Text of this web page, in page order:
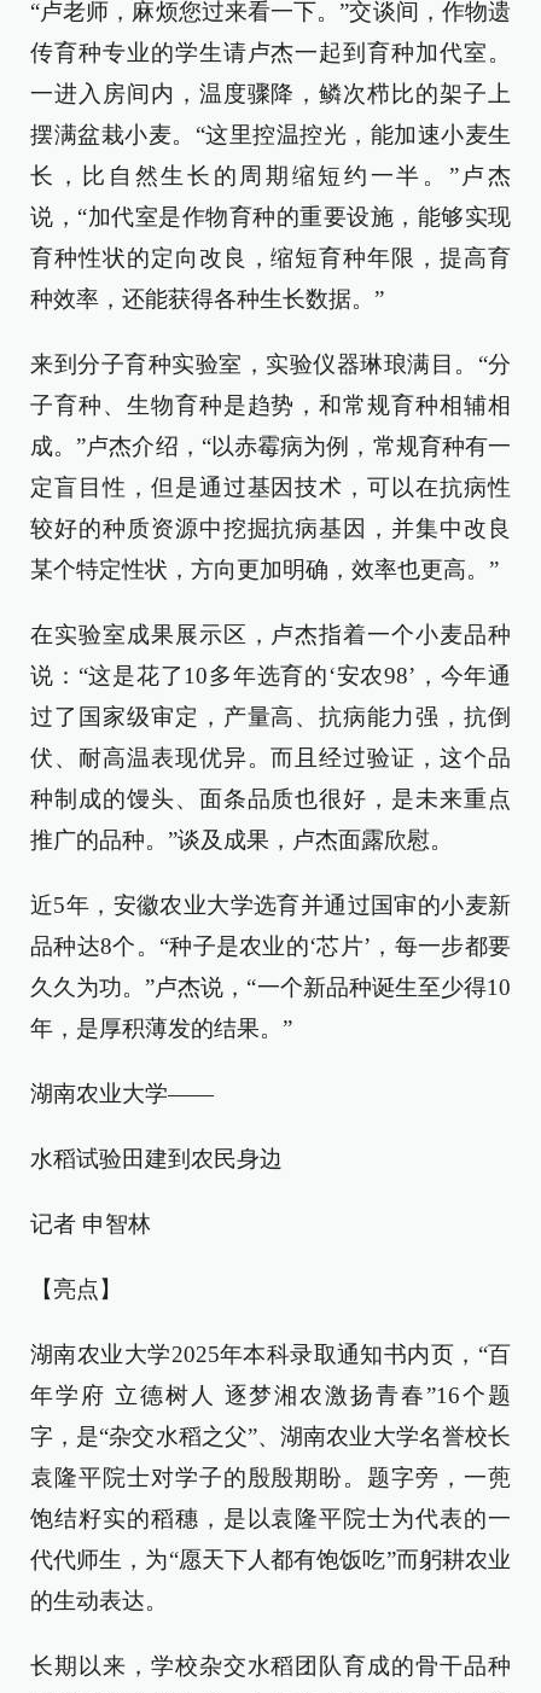
“卢老师，麻烦您过来看一下。”交谈间，作物遗
传育种专业的学生请卢杰一起到育种加代室。
一进入房间内，温度骤降，鳞次栉比的架子上
摆满盆栽小麦。“这里控温控光，能加速小麦生
长，比自然生长的周期缩短约一半。”卢杰
说，“加代室是作物育种的重要设施，能够实现
育种性状的定向改良，缩短育种年限，提高育
种效率，还能获得各种生长数据。”
来到分子育种实验室，实验仪器琳琅满目。“分
子育种、生物育种是趋势，和常规育种相辅相
成。”卢杰介绍，“以赤霉病为例，常规育种有一
定盲目性，但是通过基因技术，可以在抗病性
较好的种质资源中挖掘抗病基因，并集中改良
某个特定性状，方向更加明确，效率也更高。”
在实验室成果展示区，卢杰指着一个小麦品种
说：“这是花了10多年选育的‘安农98’，今年通
过了国家级审定，产量高、抗病能力强，抗倒
伏、耐高温表现优异。而且经过验证，这个品
种制成的馒头、面条品质也很好，是未来重点
推广的品种。”谈及成果，卢杰面露欣慰。
近5年，安徽农业大学选育并通过国审的小麦新
品种达8个。“种子是农业的‘芯片’，每一步都要
久久为功。”卢杰说，“一个新品种诞生至少得10
年，是厚积薄发的结果。”
湖南农业大学——
水稻试验田建到农民身边
记者 申智林
【亮点】
湖南农业大学2025年本科录取通知书内页，“百
年学府 立德树人 逐梦湘农激扬青春”16个题
字，是“杂交水稻之父”、湖南农业大学名誉校长
袁隆平院士对学子的殷殷期盼。题字旁，一蔸
饱结籽实的稻穗，是以袁隆平院士为代表的一
代代师生，为“愿天下人都有饱饭吃”而躬耕农业
的生动表达。
长期以来，学校杂交水稻团队育成的骨干品种